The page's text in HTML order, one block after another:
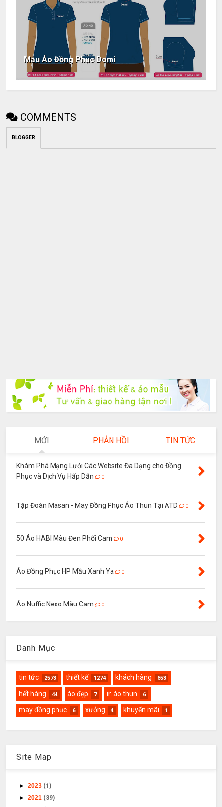
Mẫu Áo Đồng Phục Domi
COMMENTS
BLOGGER
MỚI PHẢN HỒI TIN TỨC
Khám Phá Mạng Lưới Các Website Đa Dạng cho Đồng
Phục và Dịch Vụ Hấp Dẫn
0
Tập Đoàn Masan - May Đồng Phục Áo Thun Tại ATD 0
50 Áo HABI Màu Đen Phối Cam 0
Áo Đồng Phục HP Mầu Xanh Ya 0
Áo Nuffic Neso Màu Cam 0
Danh Mục
tin tức 2573 thiết kế 1274 khách hàng 653
hết hàng 44 áo đẹp 7 in áo thun 6
may đồng phục 6 xưởng 4 khuyến mãi 1
Site Map
►2023 (1)
►2021 (39)